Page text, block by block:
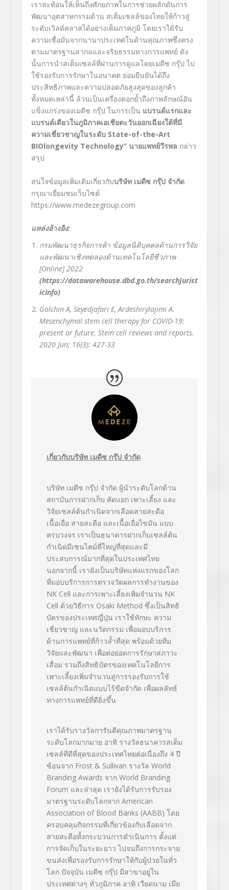
เราสะท้อนให้เห็นถึงศักยภาพในการช่วยผลักดันการ
พัฒนาอุตสาหกรรมด้าน สเต็มเซลล์ของไทยให้ก้าวสู่
ระดับเวิลด์คลาสได้อย่างเต็มภาคภูมิ โดยเราได้รับ
ความเชื่อมั่นจากนานาประเทศในด้านคุณภาพซึ่งตรง
ตามมาตรฐานสากลและจริยธรรมทางการแพทย์ ดัง
นั้นการนำสเต็มเซลล์ที่ผ่านการดูแลโดยเมดีซ กรุ๊ป ไป
ใช้รองรับการรักษาในอนาคต ย่อมยืนยันได้ถึง
ประสิทธิภาพและความปลอดภัยสูงสุดของลูกค้า
ทั้งหมดเหล่านี้ ล้วนเป็นเครื่องตอกย้ำถึงภาพลักษณ์อัน
แข็งแกร่งของเมดีซ กรุ๊ป ในการเป็น แบรนด์แรกและ
แบรนด์เดียวในภูมิภาคเอเชียตะวันออกเฉียงใต้ที่มี
ความเชี่ยวชาญในระดับ State-of-the-Art
BIOlongevity Technology” นายแพทย์วีรพล กล่าว
สรุป
สนใจข้อมูลเพิ่มเติมเกี่ยวกับบริษัท เมดีซ กรุ๊ป จำกัด
กรุณาเยี่ยมชมเว็บไซต์
https://www.medezegroup.com
แหล่งอ้างอิง:
กรมพัฒนาธุรกิจการค้า ข้อมูลนิติบุคคลด้านการวิจัย
และพัฒนาเชิงทดลองด้านเทคโนโลยีชีวภาพ
[Online] 2022
(https://datawarehouse.dbd.go.th/searchJurist
icInfo)
Golchin A, Seyedjafari E, Ardeshirylajimi A.
Mesenchymal stem cell therapy for COVID-19:
present or future. Stem cell reviews and reports.
2020 Jun; 16(3): 427-33
เกี่ยวกับบริษัท เมดีซ กรุ๊ป จำกัด
บริษัท เมดีซ กรุ๊ป จำกัด ผู้นำระดับโลกด้าน
สถาบันการฝากเก็บ คัดแยก เพาะเลี้ยง และ
วิจัยเซลล์ต้นกำเนิดจากเลือดสายสะดือ
เนื้อเยื่อ สายสะดือ และเนื้อเยื่อไขมัน แบบ
ครบวงจร เราเป็นธนาคารฝากเก็บเซลล์ต้น
กำเนิดมีเซนไคม์ที่ใหญ่ที่สุดและมี
ประสบการณ์มากที่สุดในประเทศไทย
นอกจากนี้ เรายังเป็นบริษัทแห่งแรกของโลก
ที่มอบบริการการตรวจวัดผลการทำงานของ
NK Cell และการเพาะเลี้ยงเพิ่มจำนวน NK
Cell ด้วยวิธีการ Osaki Method ซึ่งเป็นสิทธิ
บัตรของประเทศญี่ปุ่น เราใช้ทักษะ ความ
เชี่ยวชาญ และนวัตกรรม เพื่อมอบบริการ
ด้านการแพทย์ที่ก้าวล้ำที่สุด พร้อมด้วยทีม
วิจัยและพัฒนา เพื่อต่อยอดการรักษาสภาวะ
เสื่อม รวมถึงสิทธิบัตรของเทคโนโลยีการ
เพาะเลี้ยงเพิ่มจำนวนสู่การรองรับการใช้
เซลล์ต้นกำเนิดแบบไร้ขีดจำกัด เพื่อผลลัทธ์
ทางการแพทย์ที่ดียิ่งขึ้น
เราได้รับรางวัลการันตีคุณภาพมาตรฐาน
ระดับโลกมากมาย อาทิ รางวัลธนาคารสเต็ม
เซลล์ที่ดีที่สุดของประเทศไทยต่อเนื่องถึง 4ปี
ซ้อนจาก Frost & Sullivan รางวัล World
Branding Awards จาก World Branding
Forum และล่าสุด เรายังได้รับการรับรอง
มาตรฐานระดับโลกจากAmerican
Association of Blood Banks (AABB) โดย
ครอบคลุมกิจกรรมที่เกี่ยวข้องกับเลือดจาก
สายสะดือทั้งกระบวนการดำเนินการ ตั้งแต่
การจัดเก็บในระยะยาว ไปจนถึงการกระจาย
ขนส่งเพื่อรองรับการรักษาให้กับผู้ป่วยในทั่ว
โลก ปัจจุบัน เมดีซ กรุ๊ป มีสาขาอยู่ใน
ประเทศต่างๆ ทั่วภูมิภาค อาทิ เวียดนาม เมีย